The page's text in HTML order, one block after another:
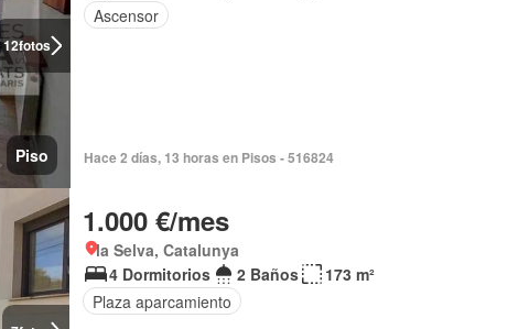
12fotos
Piso
Ascensor
Hace 2 días, 13 horas en Pisos - 516824
1.000 €/mes
la Selva, Catalunya
4 Dormitorios
2 Baños
173 m²
Plaza aparcamiento